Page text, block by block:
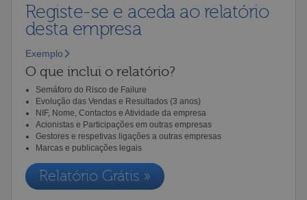
Registe-se e aceda ao relatório
desta empresa
Exemplo
O que inclui o relatório?
Semáforo do Risco de Failure
Evolução das Vendas e Resultados (3 anos)
NIF, Nome, Contactos e Atividade da empresa
Acionistas e Participações em outras empresas
Gestores e respetivas ligações a outras empresas
Marcas e publicações legais
Relatório Grátis »